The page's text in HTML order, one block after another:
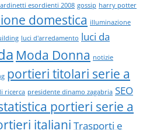
esordienti 2008 gossip harry potter
domestica illuminazione
luci d'arredamento luci da
Moda Donna notizie
portieri titolari serie a
ricerca presidente dinamo zagabria SEO
portieri serie a
italiani Trasporti e